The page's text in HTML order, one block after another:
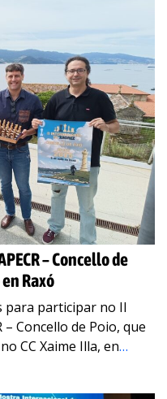
– Concello de
Raxó
para participar no II
– Concello de Poio, que
CC Xaime Illa, en…